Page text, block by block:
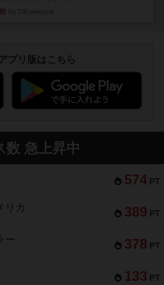
プリ版はこちら
数 急上昇中
574 PT
389 PT
リカ
378 PT
ー
133 PT